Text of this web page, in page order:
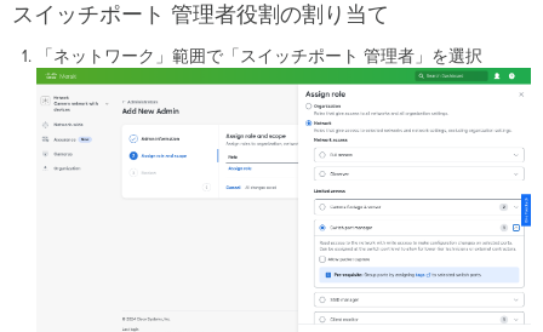
スイッチポート 管理者役割の割り当て
「ネットワーク」範囲で「スイッチポート 管理者」を選択